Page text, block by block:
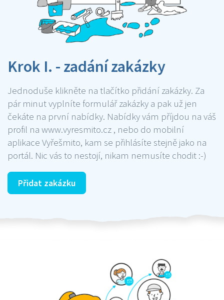
Krok I. - zadání zakázky
Jednoduše klikněte na tlačítko přidání zakázky. Za
pár minut vyplníte formulář zakázky a pak už jen
čekáte na první nabídky. Nabídky vám příjdou na váš
profil na www.vyresmito.cz , nebo do mobilní
aplikace Vyřešmito, kam se přihlásíte stejně jako na
portál. Nic vás to nestojí, nikam nemusíte chodit :-)
Přidat zakázku